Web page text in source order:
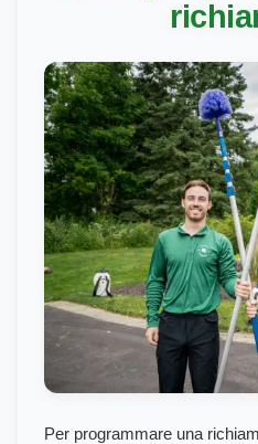
Per programmare una